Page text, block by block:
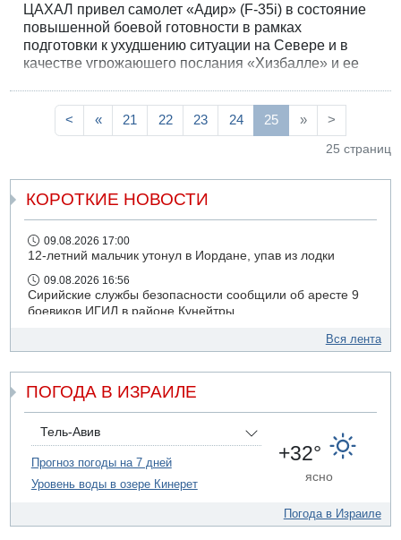
ЦАХАЛ привел самолет «Адир» (F-35i) в состояние
повышенной боевой готовности в рамках
подготовки к ухудшению ситуации на Севере и в
качестве угрожающего послания «Хизбалле» и ее
< « 21 22 23 24 25 » >
25 страниц
КОРОТКИЕ НОВОСТИ
09.08.2026 17:00
12-летний мальчик утонул в Иордане, упав из лодки
09.08.2026 16:56
Сирийские службы безопасности сообщили об аресте 9
боевиков ИГИЛ в районе Кунейтры
Прогноз погоды: с понедельника усиление жары в
09.08.2026 15:49
Хуситы сообщили об ударе дроном по саудовскому НПЗ
09.08.2026 14:43
Умер пятилетний ребенок, забытый в закрытой машине
в Лоде
Правительство переводит министерству обороны еще
Вся лента
ПОГОДА В ИЗРАИЛЕ
Тель-Авив
Прогноз погоды на 7 дней
Уровень воды в озере Кинерет
+32°
ясно
Погода в Израиле